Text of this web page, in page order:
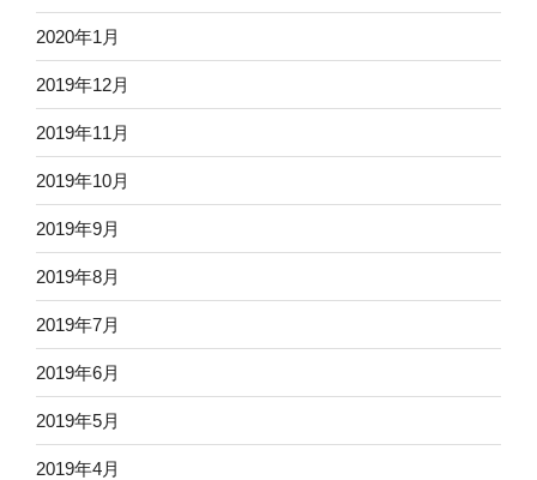
2020年1月
2019年12月
2019年11月
2019年10月
2019年9月
2019年8月
2019年7月
2019年6月
2019年5月
2019年4月